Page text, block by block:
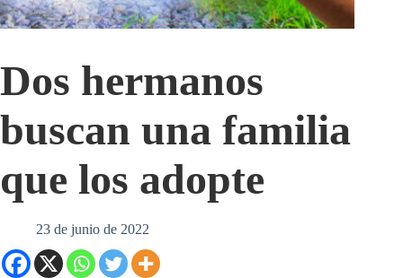
Dos hermanos
buscan una familia
que los adopte
23 de junio de 2022